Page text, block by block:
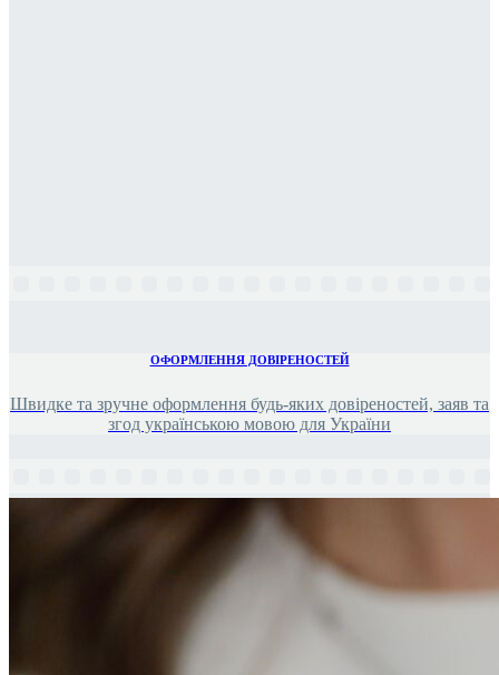
ОФОРМЛЕННЯ ДОВІРЕНОСТЕЙ
Швидке та зручне оформлення будь-яких довіреностей, заяв та
згод українською мовою для України